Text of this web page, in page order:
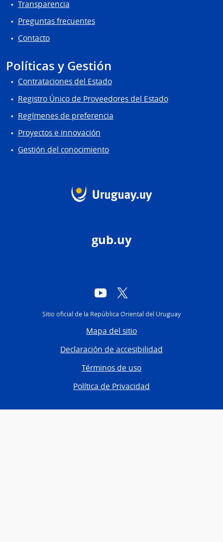
Transparencia
Preguntas frecuentes
Contacto
Políticas y Gestión
Contrataciones del Estado
Registro Único de Proveedores del Estado
Regímenes de preferencia
Proyectos e innovación
Gestión del conocimiento
gub.uy
YouTube
Sitio oficial de la República Oriental del Uruguay
Mapa del sitio
Declaración de accesibilidad
Términos de uso
Política de Privacidad